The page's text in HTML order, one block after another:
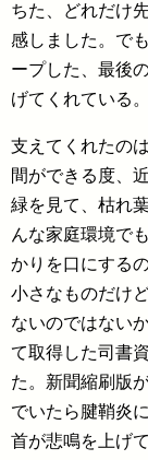
ちた、どれだけ
感しました。で
ープした、最後
げてくれている。
支えてくれたの
間ができる度、
緑を見て、枯れ
んな家庭環境で
かりを口にする
小さなものだけ
ないのではない
て取得した司書
た。新聞縮刷版
でいたら腱鞘炎
首が悲鳴を上げ